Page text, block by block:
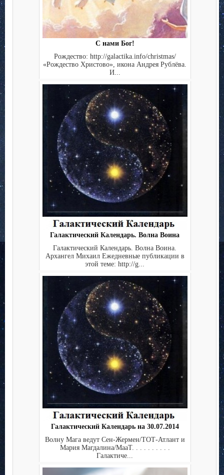
С нами Бог!
Рождество: http://galactika.info/christmas/
«Рождество Христово», икона Андрея Рублёва.
И...
Галактический Календарь. Волна Воина
Галактический Календарь. Волна Воина.
Архангел Михаил Ежедневные публикации в
этой теме: http://g...
Галактический Календарь на 30.07.2014
Волну Мага ведут Сен-Жермен/ТОТ-Атлант и
Мария Магдалина/МааТ. . . . . . . . . .
Галактиче...